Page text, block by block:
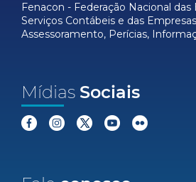
Fenacon - Federação Nacional das
Serviços Contábeis e das
Assessoramento, Perícias,
Mídias Sociais